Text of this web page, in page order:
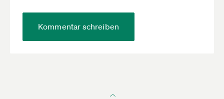
Kommentar schreiben